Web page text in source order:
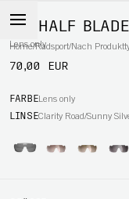
Home/Radsport/Nach
DO HALF
Lens only
70,00 EUR
FARBELens only
LINSEClarity Road/Sunny